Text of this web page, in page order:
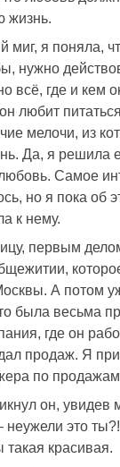
жизнь.
миг, я поняла,
нужно
всё, где и кем
любит
мелочи, из
Да, я решила
Самое
но я пока об
к нему.
первым
А потом
была весьма
где он
продаж. Я
по
он, увидев
это
красивая.